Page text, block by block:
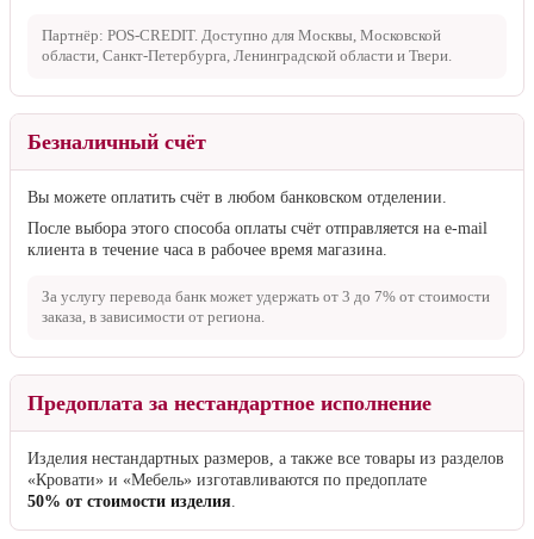
Партнёр: POS-CREDIT. Доступно для Москвы, Московской
области, Санкт-Петербурга, Ленинградской области и Твери.
Безналичный счёт
Вы можете оплатить счёт в любом банковском отделении.
После выбора этого способа оплаты счёт отправляется на e-mail
клиента в течение часа в рабочее время магазина.
За услугу перевода банк может удержать от 3 до 7% от стоимости
заказа, в зависимости от региона.
Предоплата за нестандартное исполнение
Изделия нестандартных размеров, а также все товары из разделов
«Кровати» и «Мебель» изготавливаются по предоплате
50% от стоимости изделия